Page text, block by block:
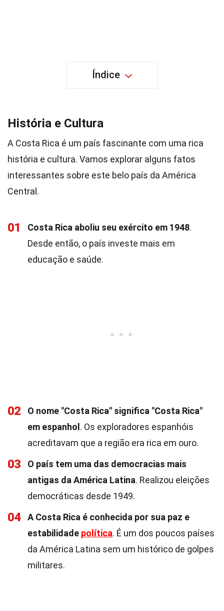
Índice
História e Cultura
A Costa Rica é um país fascinante com uma rica
história e cultura. Vamos explorar alguns fatos
interessantes sobre este belo país da América
Central.
01 Costa Rica aboliu seu exército em 1948.
Desde então, o país investe mais em
educação e saúde.
02
O nome "Costa Rica" significa "Costa Rica"
em espanhol . Os exploradores espanhóis
acreditavam que a região era rica em ouro.
03
O país tem uma das democracias mais
antigas da América Latina. Realizou eleições
democráticas desde 1949.
04
A Costa Rica é conhecida por sua paz e
estabilidade política. É um dos poucos países
da América Latina sem um histórico de golpes
militares.